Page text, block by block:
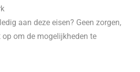
aan deze eisen? Geen zorgen,
om de mogelijkheden te